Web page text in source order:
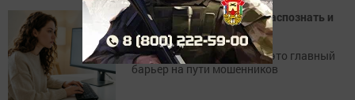
Фишинговые сайты: как распознать и
избежать мошенничества
Ваша осведомлённость — это главный
барьер на пути мошенников